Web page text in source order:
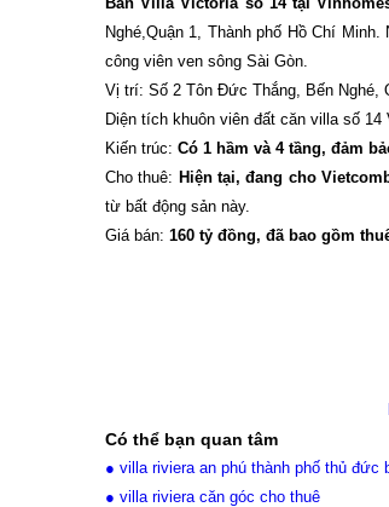
Nghé,Quận 1, Thành phố Hồ Chí
công viên ven sông Sài Gòn.
Vị trí: Số 2 Tôn Đức Thắng, Bến Nghé,
Diện tích khuôn viên đất căn villa số 14
Kiến trúc: Có 1 hầm và 4 tầng, đảm
Cho thuê: Hiện tại, đang cho
từ bất động sản này.
Giá bán: 160 tỷ đồng, đã bao gồm
Có thể bạn quan tâm
● villa riviera an phú thành phố thủ đức
● villa riviera căn góc cho thuê